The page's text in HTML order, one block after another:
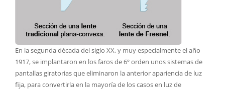
En la segunda década del siglo XX, y muy especialmente el año
1917, se implantaron en los faros de 6º orden unos sistemas de
pantallas giratorias que eliminaron la anterior apariencia de luz
fija, para convertirla en la mayoría de los casos en luz de